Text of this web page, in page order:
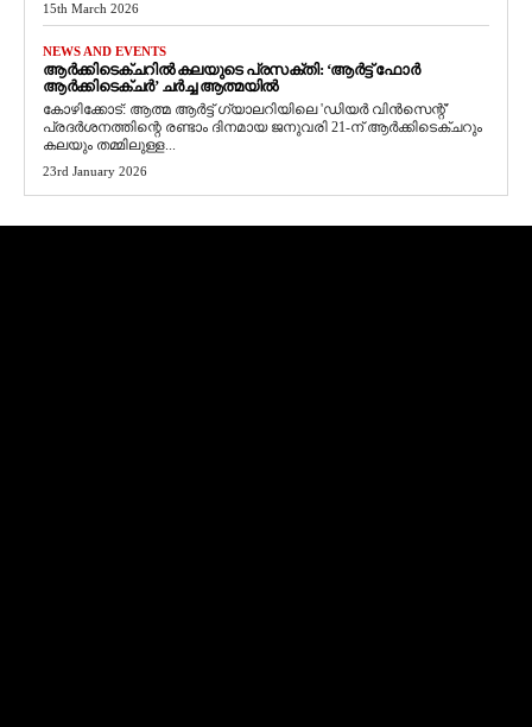
15th March 2026
NEWS AND EVENTS
ആർക്കിടെക്ചറിൽ കലയുടെ പ്രസക്തി: ‘ആർട്ട് ഫോർ
ആർക്കിടെക്ചർ’ ചർച്ച ആത്മയിൽ
​കോഴിക്കോട്: ആത്മ ആർട്ട് ഗ്യാലറിയിലെ 'ഡിയർ വിൻസെന്റ്'
പ്രദർശനത്തിന്റെ രണ്ടാം ദിനമായ ജനുവരി 21-ന് ആർക്കിടെക്ചറും
കലയും തമ്മിലുള്ള...
23rd January 2026